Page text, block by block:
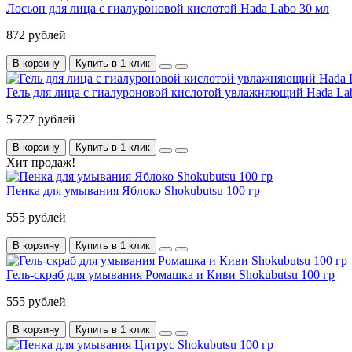
Лосьон для лица с гиалуроновой кислотой Hada Labo 30 мл
872 рублей
В корзину Купить в 1 клик
Гель для лица с гиалуроновой кислотой увлажняющий Hada
5 727 рублей
В корзину Купить в 1 клик
Хит продаж!
Пенка для умывания Яблоко Shokubutsu 100 гр
555 рублей
В корзину Купить в 1 клик
Гель-скраб для умывания Ромашка и Киви Shokubutsu 100 гр
555 рублей
В корзину Купить в 1 клик